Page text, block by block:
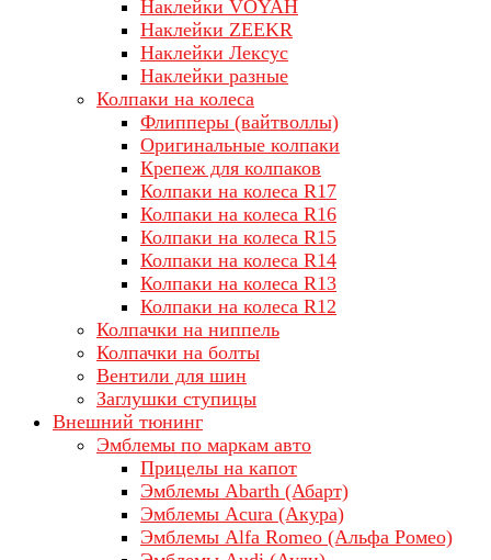
Наклейки VOYAH
Наклейки ZEEKR
Наклейки Лексус
Наклейки разные
Колпаки на колеса
Флипперы (вайтволлы)
Оригинальные колпаки
Крепеж для колпаков
Колпаки на колеса R17
Колпаки на колеса R16
Колпаки на колеса R15
Колпаки на колеса R14
Колпаки на колеса R13
Колпаки на колеса R12
Колпачки на ниппель
Колпачки на болты
Вентили для шин
Заглушки ступицы
Внешний тюнинг
Эмблемы по маркам авто
Прицелы на капот
Эмблемы Abarth (Абарт)
Эмблемы Acura (Акура)
Эмблемы Alfa Romeo (Альфа Ромео)